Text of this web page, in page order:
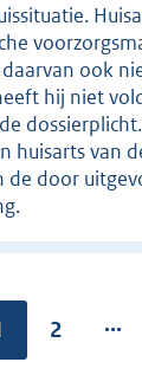
ook
hij niet
huisarts van
de door
P
2 ...